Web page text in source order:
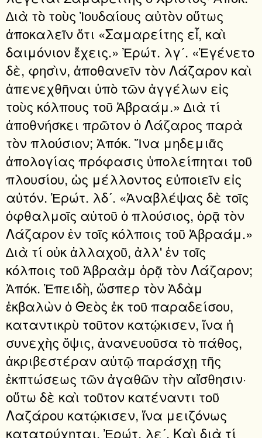
∆ιὰ τὸ τοὺς Ἰουδαίους αὐτὸν οὕτως
ἀποκαλεῖν ὅτι «Σαμαρείτης εἶ, καὶ
δαιμόνιον ἔχεις.» Ἐρώτ. λγʹ. «Ἐγένετο
δὲ, φησὶν, ἀποθανεῖν τὸν Λάζαρον καὶ
ἀπενεχθῆναι ὑπὸ τῶν ἀγγέλων εἰς
τοὺς κόλπους τοῦ Ἀβραάμ.» ∆ιὰ τί
ἀποθνήσκει πρῶτον ὁ Λάζαρος παρὰ
τὸν πλούσιον; Ἀπόκ. Ἵνα μηδεμιᾶς
ἀπολογίας πρόφασις ὑπολείπηται τοῦ
πλουσίου, ὡς μέλλοντος εὐποιεῖν εἰς
αὐτόν. Ἐρώτ. λδʹ. «Ἀναβλέψας δὲ τοῖς
ὀφθαλμοῖς αὐτοῦ ὁ πλούσιος, ὁρᾷ τὸν
Λάζαρον ἐν τοῖς κόλποις τοῦ Ἀβραάμ.»
∆ιὰ τί οὐκ ἀλλαχοῦ, ἀλλ' ἐν τοῖς
κόλποις τοῦ Ἀβραὰμ ὁρᾷ τὸν Λάζαρον;
Ἀπόκ. Ἐπειδὴ, ὥσπερ τὸν Ἀδὰμ
ἐκβαλὼν ὁ Θεὸς ἐκ τοῦ παραδείσου,
καταντικρὺ τοῦτον κατῴκισεν, ἵνα ἡ
συνεχὴς ὄψις, ἀνανευοῦσα τὸ πάθος,
ἀκριβεστέραν αὐτῷ παράσχῃ τῆς
ἐκπτώσεως τῶν ἀγαθῶν τὴν αἴσθησιν·
οὕτω δὲ καὶ τοῦτον κατέναντι τοῦ
Λαζάρου κατῴκισεν, ἵνα μειζόνως
κατατρύχηται. Ἐρώτ. λεʹ. Καὶ διὰ τί